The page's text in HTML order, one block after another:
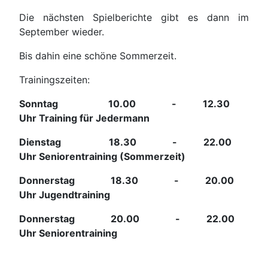
Die nächsten Spielberichte gibt es dann im
September wieder.
Bis dahin eine schöne Sommerzeit.
Trainingszeiten:
Sonntag 10.00 - 12.30
Uhr Training für Jedermann
Dienstag 18.30 - 22.00
Uhr Seniorentraining (Sommerzeit)
Donnerstag 18.30 - 20.00
Uhr Jugendtraining
Donnerstag 20.00 - 22.00
Uhr Seniorentraining